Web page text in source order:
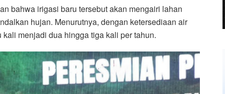
bahwa irigasi baru tersebut akan mengairi lahan
hujan. Menurutnya, dengan ketersediaan air
menjadi dua hingga tiga kali per tahun.